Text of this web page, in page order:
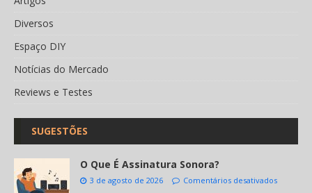
Diversos
Espaço DIY
Notícias do Mercado
Reviews e Testes
SUGESTÕES
O Que É Assinatura Sonora?
3 de agosto de 2026 Comentários desativados